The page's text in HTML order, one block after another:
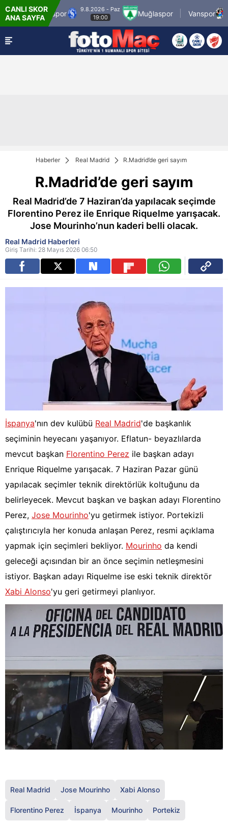
CANLI SKOR
ANA SAYFA
Sarıyerspor
9.8.2026 - Paz
19:00
Muğlaspor Vanspor
Haberler Real Madrid R.Madrid’de geri sayım
R.Madrid’de geri sayım
Real Madrid’de 7 Haziran’da yapılacak seçimde
Florentino Perez ile Enrique Riquelme yarışacak.
Jose Mourinho’nun kaderi belli olacak.
Real Madrid Haberleri
Giriş Tarihi: 28 Mayıs 2026 06:50
İspanya'nın dev kulübü Real Madrid'de başkanlık
seçiminin heyecanı yaşanıyor. Eflatun- beyazlılarda
mevcut başkan Florentino Perez ile başkan adayı
Enrique Riquelme yarışacak. 7 Haziran Pazar günü
yapılacak seçimler teknik direktörlük koltuğunu da
belirleyecek. Mevcut başkan ve başkan adayı Florentino
Perez, Jose Mourinho'yu getirmek istiyor. Portekizli
çalıştırıcıyla her konuda anlaşan Perez, resmi açıklama
yapmak için seçimleri bekliyor. Mourinho da kendi
geleceği açısından bir an önce seçimin netleşmesini
istiyor. Başkan adayı Riquelme ise eski teknik direktör
Xabi Alonso'yu geri getirmeyi planlıyor.
Real Madrid Jose Mourinho Xabi Alonso
Florentino Perez İspanya Mourinho Portekiz